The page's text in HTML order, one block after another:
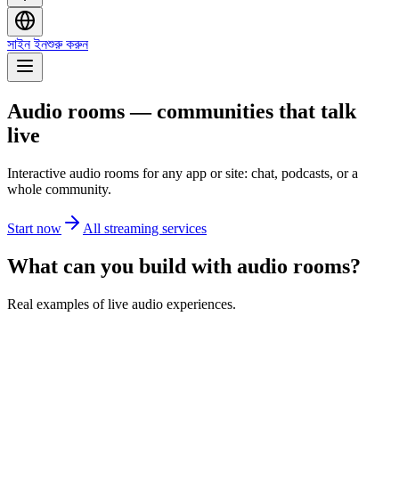
সাইন ইনশুরু করুন
Audio rooms — communities that talk
live
Interactive audio rooms for any app or site: chat, podcasts, or a
whole community.
Start now All streaming services
What can you build with audio rooms?
Real examples of live audio experiences.